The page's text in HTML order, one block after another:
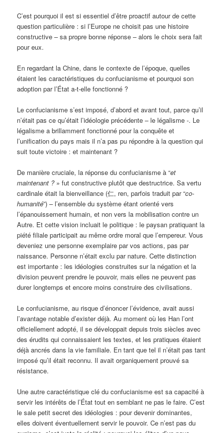
C’est pourquoi il est si essentiel d’être proactif autour de cette
question particulière : si l’Europe ne choisit pas une histoire
constructive – sa propre bonne réponse – alors le choix sera fait
pour eux.
En regardant la Chine, dans le contexte de l’époque, quelles
étaient les caractéristiques du confucianisme et pourquoi son
adoption par l’État a-t-elle fonctionné ?
Le confucianisme s’est imposé, d’abord et avant tout, parce qu’il
n’était pas ce qu’était l’idéologie précédente – le légalisme -. Le
légalisme a brillamment fonctionné pour la conquête et
l’unification du pays mais il n’a pas pu répondre à la question qui
suit toute victoire : et maintenant ?
De manière cruciale, la réponse du confucianisme à “et
maintenant ?» fut constructive plutôt que destructrice. Sa vertu
cardinale était la bienveillance (仁, ren, parfois traduit par “co-
humanité”) – l’ensemble du système étant orienté vers
l’épanouissement humain, et non vers la mobilisation contre un
Autre. Et cette vision incluait le politique : le paysan pratiquant la
piété filiale participait au même ordre moral que l’empereur. Vous
deveniez une personne exemplaire par vos actions, pas par
naissance. Personne n’était exclu par nature. Cette distinction
est importante : les idéologies construites sur la négation et la
division peuvent prendre le pouvoir, mais elles ne peuvent pas
durer longtemps et encore moins construire des civilisations.
Le confucianisme, au risque d’énoncer l’évidence, avait aussi
l’avantage notable d’exister déjà. Au moment où les Han l’ont
officiellement adopté, il se développait depuis trois siècles avec
des érudits qui connaissaient les textes, et les pratiques étaient
déjà ancrés dans la vie familiale. En tant que tel il n’était pas tant
imposé qu’il était reconnu. Il avait organiquement prouvé sa
résistance.
Une autre caractéristique clé du confucianisme est sa capacité à
servir les intérêts de l’État tout en semblant ne pas le faire. C’est
le sale petit secret des idéologies : pour devenir dominantes,
elles doivent éventuellement servir le pouvoir. Ce n’est pas du